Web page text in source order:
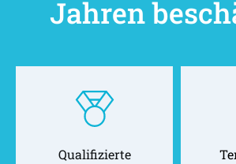
Jahren
Qualifizierte